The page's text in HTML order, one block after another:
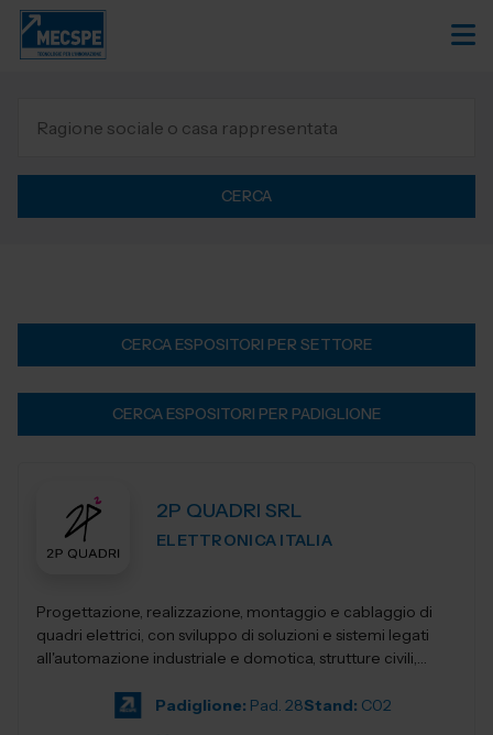
CERCA
CERCA ESPOSITORI PER SETTORE
CERCA ESPOSITORI PER PADIGLIONE
2P QUADRI SRL
ELETTRONICA ITALIA
Progettazione, realizzazione, montaggio e cablaggio di
quadri elettrici, con sviluppo di soluzioni e sistemi legati
all'automazione industriale e domotica, strutture civili,
Padiglione: Pad. 28Stand: C02